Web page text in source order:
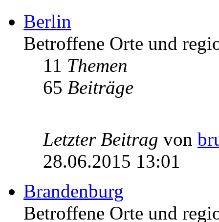
Berlin
Betroffene Orte und
11 Themen
65 Beiträge
Letzter Beitrag von
28.06.2015 13:01
Brandenburg
Betroffene Orte und